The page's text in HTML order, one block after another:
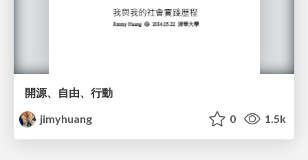
開源、自由、行動
jimyhuang
0 1.5k